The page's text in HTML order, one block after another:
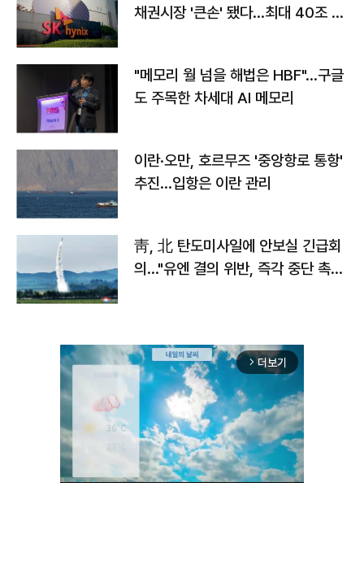
채권시장 '큰손' 됐다…최대 40조 투
"메모리 월 넘을 해법은 HBF"…구글
도 주목한 차세대 AI 메모리
이란·오만, 호르무즈 '중앙항로 통항'
추진…입항은 이란 관리
靑, 北 탄도미사일에 안보실 긴급회
의…"유엔 결의 위반, 즉각 중단 촉
arrow_forward_ios 더보기